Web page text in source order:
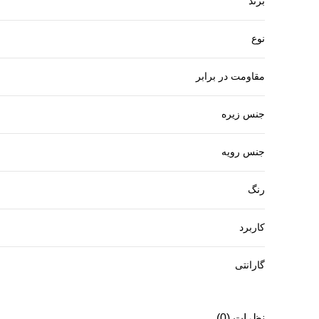
نوع
مقاومت در برابر
جنس زیره
جنس رویه
رنگ
کاربرد
گارانتی